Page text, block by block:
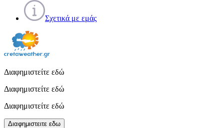
Σχετικά με εμάς
Διαφημιστείτε εδώ
Διαφημιστείτε εδώ
Διαφημιστείτε εδώ
Διαφημιστειτε εδω